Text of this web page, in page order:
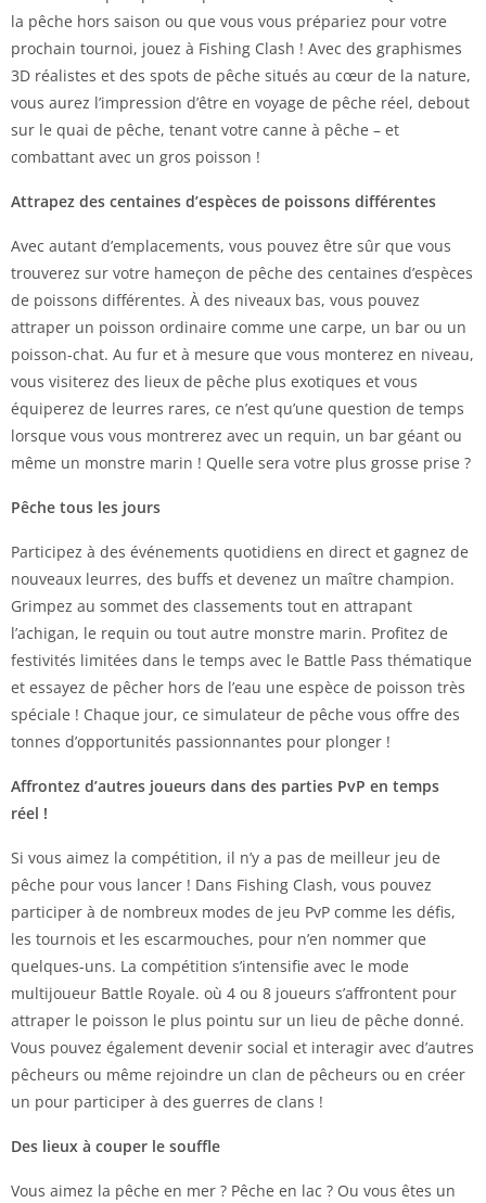
la pêche hors saison ou que vous vous prépariez pour votre
prochain tournoi, jouez à Fishing Clash ! Avec des graphismes
3D réalistes et des spots de pêche situés au cœur de la nature,
vous aurez l’impression d’être en voyage de pêche réel, debout
sur le quai de pêche, tenant votre canne à pêche – et
combattant avec un gros poisson !
Attrapez des centaines d’espèces de poissons différentes
Avec autant d’emplacements, vous pouvez être sûr que vous
trouverez sur votre hameçon de pêche des centaines d’espèces
de poissons différentes. À des niveaux bas, vous pouvez
attraper un poisson ordinaire comme une carpe, un bar ou un
poisson-chat. Au fur et à mesure que vous monterez en niveau,
vous visiterez des lieux de pêche plus exotiques et vous
équiperez de leurres rares, ce n’est qu’une question de temps
lorsque vous vous montrerez avec un requin, un bar géant ou
même un monstre marin ! Quelle sera votre plus grosse prise ?
Pêche tous les jours
Participez à des événements quotidiens en direct et gagnez de
nouveaux leurres, des buffs et devenez un maître champion.
Grimpez au sommet des classements tout en attrapant
l’achigan, le requin ou tout autre monstre marin. Profitez de
festivités limitées dans le temps avec le Battle Pass thématique
et essayez de pêcher hors de l’eau une espèce de poisson très
spéciale ! Chaque jour, ce simulateur de pêche vous offre des
tonnes d’opportunités passionnantes pour plonger !
Affrontez d’autres joueurs dans des parties PvP en temps
réel !
Si vous aimez la compétition, il n’y a pas de meilleur jeu de
pêche pour vous lancer ! Dans Fishing Clash, vous pouvez
participer à de nombreux modes de jeu PvP comme les défis,
les tournois et les escarmouches, pour n’en nommer que
quelques-uns. La compétition s’intensifie avec le mode
multijoueur Battle Royale. où 4 ou 8 joueurs s’affrontent pour
attraper le poisson le plus pointu sur un lieu de pêche donné.
Vous pouvez également devenir social et interagir avec d’autres
pêcheurs ou même rejoindre un clan de pêcheurs ou en créer
un pour participer à des guerres de clans !
Des lieux à couper le souffle
Vous aimez la pêche en mer ? Pêche en lac ? Ou vous êtes un